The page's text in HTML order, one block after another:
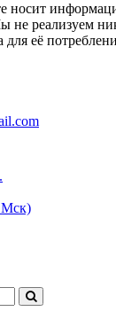
носит
не реализуем
её
Мск)